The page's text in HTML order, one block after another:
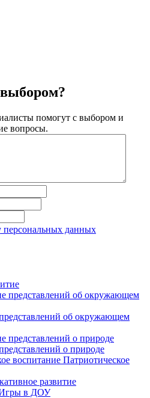
помогут с выбором и
вопросы.
персональных данных
об окружающем
о природе
Патриотическое
развитие
в ДОУ